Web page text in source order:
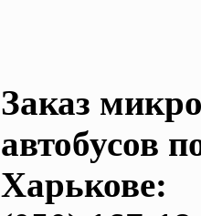
Заказ
автобусов
Харькове: